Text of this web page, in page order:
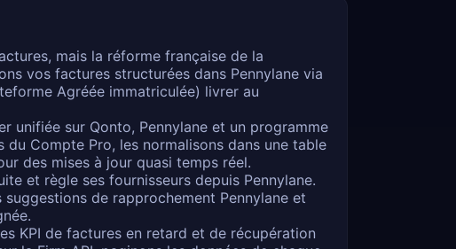
mais la réforme française de la
vos factures structurées dans Pennylane via
Agréée immatriculée) livrer au
unifiée sur Qonto, Pennylane et un programme
Compte Pro, les normalisons dans une table
des mises à jour quasi temps réel.
et règle ses fournisseurs depuis Pennylane.
de rapprochement Pennylane et
KPI de factures en retard et de récupération